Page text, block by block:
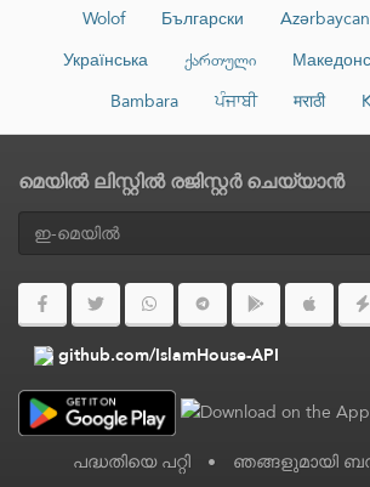
Wolof
Български Azərbaycan
Українська
ქართული
Bambara
ਪੰਜਾਬੀ मराठी
മെയിൽ ലിസ്റ്റിൽ രജിസ്റ്റർ ചെയ്യാൻ
github.com/IslamHouse-API
പദ്ധതിയെ പറ്റി • ഞങ്ങളുമായി